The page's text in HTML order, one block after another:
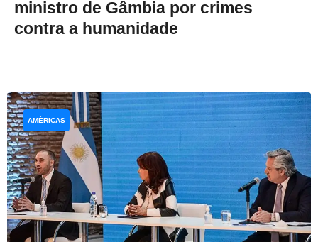
ministro de Gâmbia por crimes
contra a humanidade
AMÉRICAS